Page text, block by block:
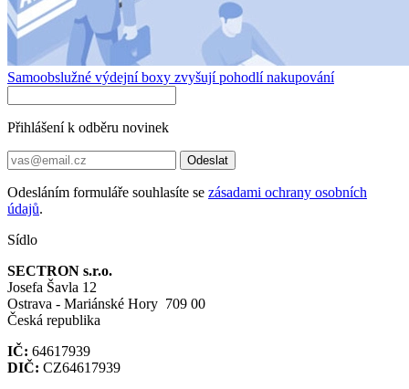
Samoobslužné výdejní boxy zvyšují pohodlí nakupování
Přihlášení k odběru novinek
Odeslat
Odesláním formuláře souhlasíte se zásadami ochrany osobních
údajů.
Sídlo
SECTRON s.r.o.
Josefa Šavla 12
Ostrava - Mariánské Hory 709 00
Česká republika
IČ: 64617939
DIČ: CZ64617939